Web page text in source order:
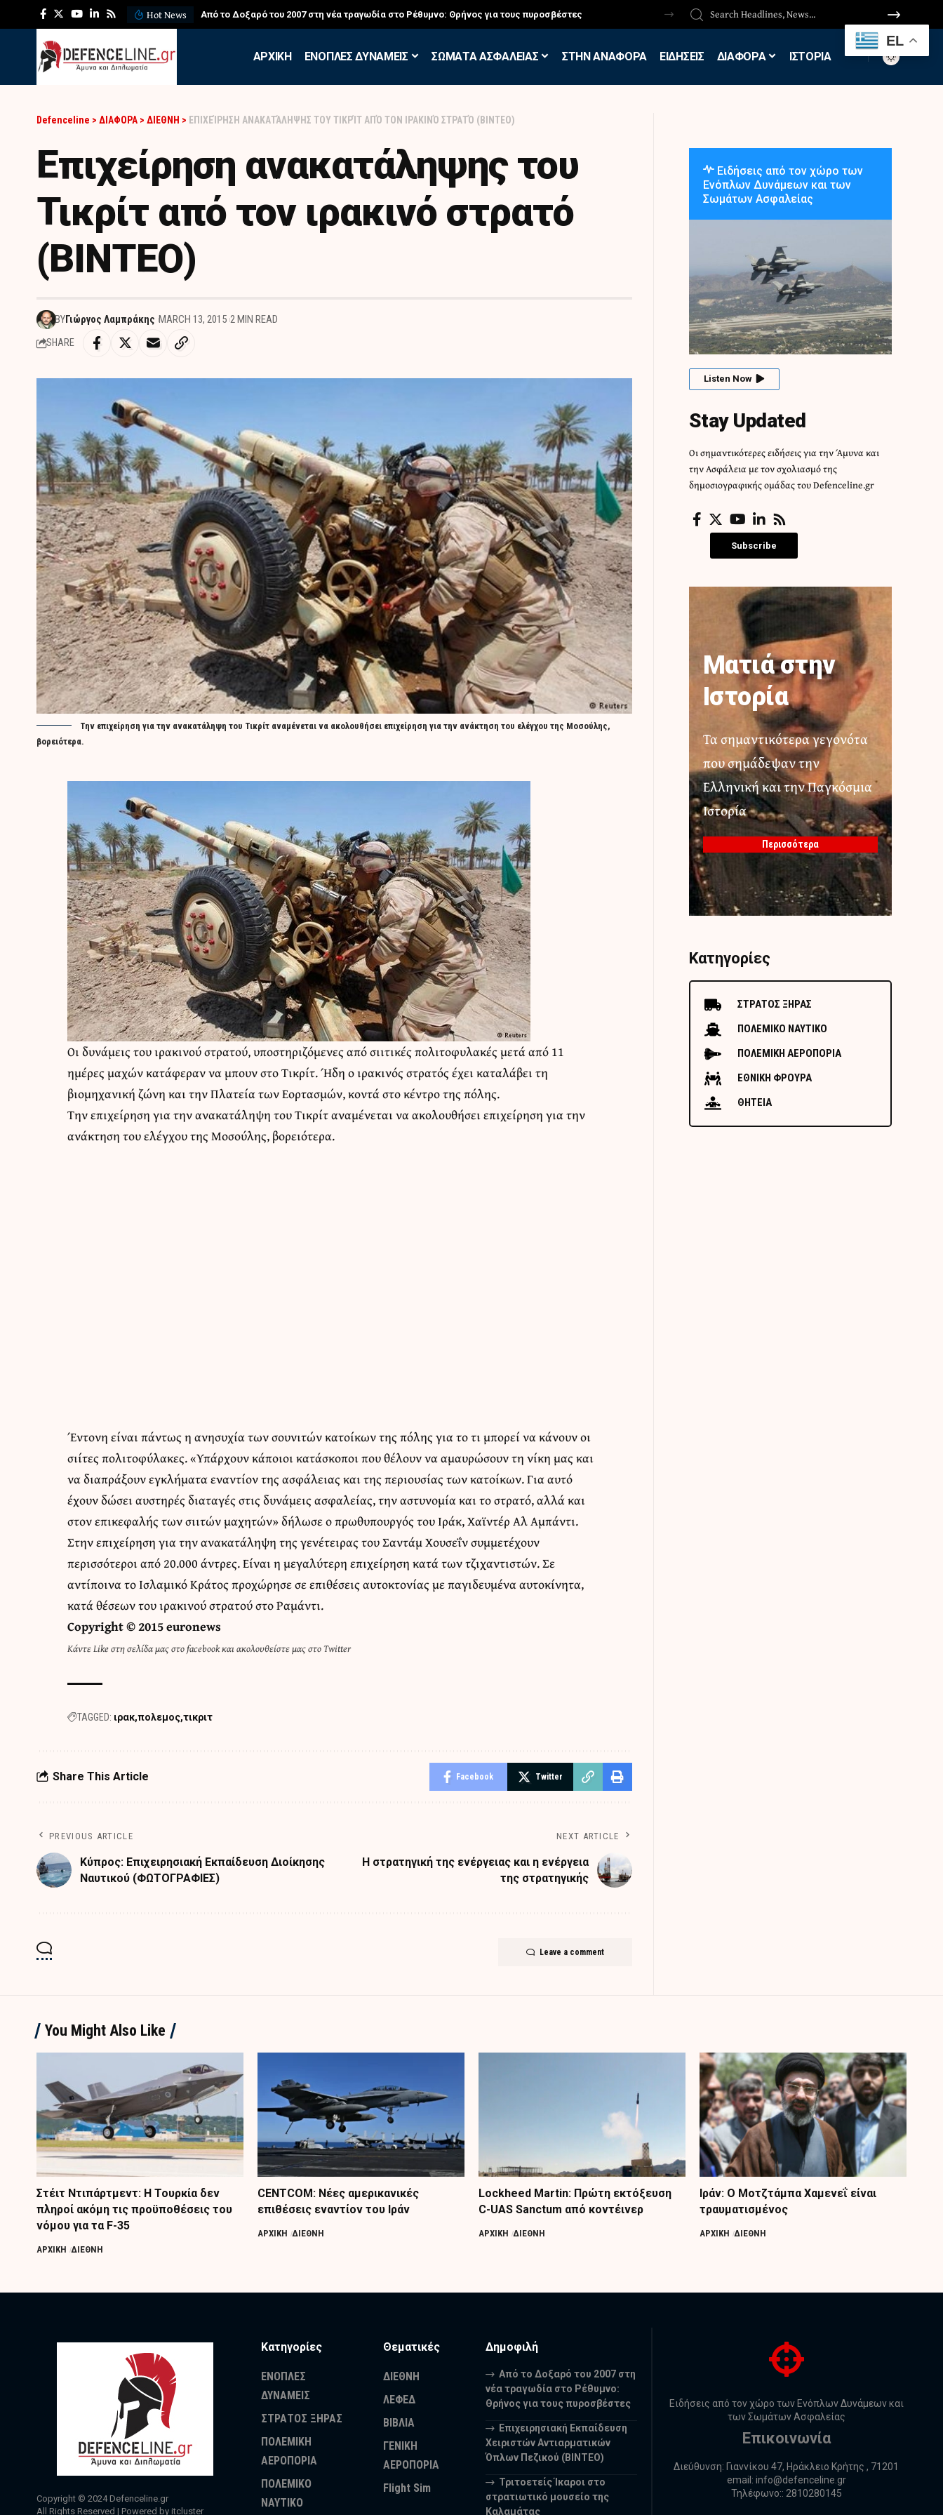
Hot News ΛΕΦΕΔ: Η εντυπωσιακή άσκηση των Εθελοντών Εφέδρων στον Έβρο
APXIKH ΕΝΟΠΛΕΣ ΔΥΝΑΜΕΙΣ ΣΩΜΑΤΑ ΑΣΦΑΛΕΙΑΣ ΣΤΗΝ ΑΝΑΦΟΡΑ ΕΙΔΗΣΕΙΣ ΔΙΑΦΟΡΑ ΙΣΤΟΡΙΑ
Defenceline > ΔΙΑΦΟΡΑ > ΔΙΕΘΝΗ > ΕΠΙΧΕΊΡΗΣΗ ΑΝΑΚΑΤΆΛΗΨΗΣ ΤΟΥ ΤΙΚΡΊΤ ΑΠΌ ΤΟΝ ΙΡΑΚΙΝΌ ΣΤΡΑΤΌ (ΒΙΝΤΕΟ)
Επιχείρηση ανακατάληψης του
Τικρίτ από τον ιρακινό στρατό
(ΒΙΝΤΕΟ)
BYΓιώργος Λαμπράκης MARCH 13, 2015 2 MIN READ
SHARE
Την επιχείρηση για την ανακατάληψη του Τικρίτ αναμένεται να ακολουθήσει επιχείρηση για την ανάκτηση του ελέγχου της Μοσούλης,
βορειότερα.
Οι δυνάμεις του ιρακινού στρατού, υποστηριζόμενες από σιιτικές πολιτοφυλακές μετά από 11
ημέρες μαχών κατάφεραν να μπουν στο Τικρίτ. Ήδη ο ιρακινός στρατός έχει καταλάβει τη
βιομηχανική ζώνη και την Πλατεία των Εορτασμών, κοντά στο κέντρο της πόλης.
Την επιχείρηση για την ανακατάληψη του Τικρίτ αναμένεται να ακολουθήσει επιχείρηση για την
ανάκτηση του ελέγχου της Μοσούλης, βορειότερα.
Έντονη είναι πάντως η ανησυχία των σουνιτών κατοίκων της πόλης για το τι μπορεί να κάνουν οι
σιίτες πολιτοφύλακες. «Υπάρχουν κάποιοι κατάσκοποι που θέλουν να αμαυρώσουν τη νίκη μας και
να διαπράξουν εγκλήματα εναντίον της ασφάλειας και της περιουσίας των κατοίκων. Για αυτό
έχουν δώσει αυστηρές διαταγές στις δυνάμεις ασφαλείας, την αστυνομία και το στρατό, αλλά και
στον επικεφαλής των σιιτών μαχητών» δήλωσε ο πρωθυπουργός του Ιράκ, Χαϊντέρ Αλ Αμπάντι.
Στην επιχείρηση για την ανακατάληψη της γενέτειρας του Σαντάμ Χουσεΐν συμμετέχουν
περισσότεροι από 20.000 άντρες. Είναι η μεγαλύτερη επιχείρηση κατά των τζιχαντιστών. Σε
αντίποινα το Ισλαμικό Κράτος προχώρησε σε επιθέσεις αυτοκτονίας με παγιδευμένα αυτοκίνητα,
κατά θέσεων του ιρακινού στρατού στο Ραμάντι.
Copyright © 2015 euronews
ΚάντεLike στη σελίδα μας στο facebookκαιακολουθείστε μας στο Twitter
TAGGED: ιρακ πολεμος τικριτ
Share This Article Facebook Twitter
PREVIOUS ARTICLE
Κύπρος: Επιχειρησιακή Εκπαίδευση Διοίκησης
Ναυτικού (ΦΩΤΟΓΡΑΦΙΕΣ)
NEXT ARTICLE
Η στρατηγική της ενέργειας και η ενέργεια
της στρατηγικής
Leave a comment
Ειδήσεις από τον χώρο των
Ενόπλων Δυνάμεων και των
Σωμάτων Ασφαλείας
Listen Now
Stay Updated
Οι σημαντικότερες ειδήσεις για την Άμυνα και
την Ασφάλεια με τον σχολιασμό της
δημοσιογραφικής ομάδας του Defenceline.gr
Subscribe
Ματιά στην
Ιστορία
Τα σημαντικότερα γεγονότα
που σημάδεψαν την
Ελληνική και την Παγκόσμια
Ιστορία
Περισσότερα
Κατηγορίες
ΣΤΡΑΤΟΣ ΞΗΡΑΣ
ΠΟΛΕΜΙΚΟ ΝΑΥΤΙΚΟ
ΠΟΛΕΜΙΚΗ ΑΕΡΟΠΟΡΙΑ
ΕΘΝΙΚΗ ΦΡΟΥΡΑ
ΘΗΤΕΙΑ
You Might Also Like
Στέιτ Ντιπάρτμεντ: Η Τουρκία δεν
πληροί ακόμη τις προϋποθέσεις του
νόμου για τα F-35
ΑΡΧΙΚΗ ΔΙΕΘΝΗ
CENTCOM: Νέες αμερικανικές
επιθέσεις εναντίον του Ιράν
ΑΡΧΙΚΗ ΔΙΕΘΝΗ
Lockheed Martin: Πρώτη εκτόξευση
C-UAS Sanctum από κοντέινερ
ΑΡΧΙΚΗ ΔΙΕΘΝΗ
Ιράν: Ο Μοτζτάμπα Χαμενεΐ είναι
τραυματισμένος
ΑΡΧΙΚΗ ΔΙΕΘΝΗ
Copyright © 2024 Defenceline.gr
All Rights Reserved | Powered by itcluster
Κατηγορίες
ΕΝΟΠΛΕΣ
ΔΥΝΑΜΕΙΣ
ΣΤΡΑΤΟΣ ΞΗΡΑΣ
ΠΟΛΕΜΙΚΗ
ΑΕΡΟΠΟΡΙΑ
ΠΟΛΕΜΙΚΟ
ΝΑΥΤΙΚΟ
Θεματικές
ΔΙΕΘΝΗ
ΛΕΦΕΔ
ΒΙΒΛΙΑ
ΓΕΝΙΚΗ
ΑΕΡΟΠΟΡΙΑ
Flight Sim
Δημοφιλή
Από το Δοξαρό του 2007 στη
νέα τραγωδία στο Ρέθυμνο:
Θρήνος για τους πυροσβέστες
Επιχειρησιακή Εκπαίδευση
Χειριστών Αντιαρματικών
Όπλων Πεζικού (ΒΙΝΤΕΟ)
Τριτοετείς Ίκαροι στο
στρατιωτικό μουσείο της
Καλαμάτας
Ειδήσεις από τον χώρο των Ενόπλων Δυνάμεων και
των Σωμάτων Ασφαλείας
Επικοινωνία
Διεύθυνση: Γιαννίκου 47, Ηράκλειο Κρήτης , 71201
email: info@defenceline.gr
Τηλέφωνο:: 2810280145
EL